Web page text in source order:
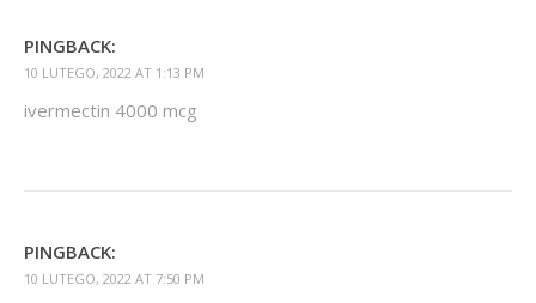
PINGBACK:
10 LUTEGO, 2022 AT 1:13 PM
ivermectin 4000 mcg
PINGBACK:
10 LUTEGO, 2022 AT 7:50 PM